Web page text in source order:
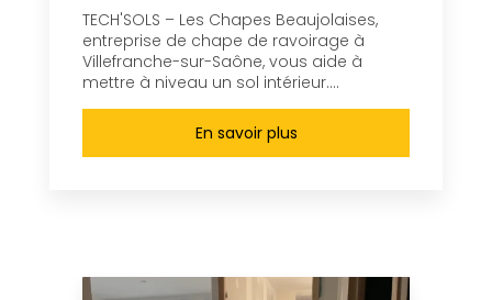
TECH'SOLS – Les Chapes Beaujolaises,
entreprise de chape de ravoirage à
Villefranche-sur-Saône, vous aide à
mettre à niveau un sol intérieur....
En savoir plus